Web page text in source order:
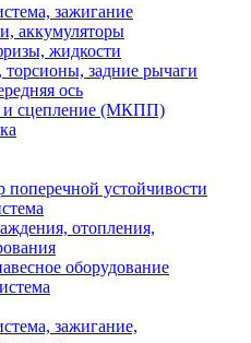
зажигание
аккумуляторы
жидкости
торсионы, задние рычаги
ось
и сцепление (МКПП)
поперечной устойчивости
отопления,
оборудование
зажигание,